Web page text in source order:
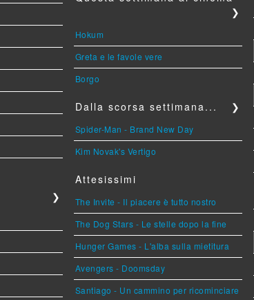
❯
❯
Hokum
Greta e le favole vere
Borgo
Dalla scorsa settimana... ❯
Spider-Man - Brand New Day
Kim Novak's Vertigo
Attesissimi
The Invite - Il piacere è tutto nostro
The Dog Stars - Le stelle dopo la fine
Hunger Games - L'alba sulla mietitura
Avengers - Doomsday
Santiago - Un cammino per ricominciare